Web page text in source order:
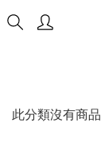
此分類沒有商品